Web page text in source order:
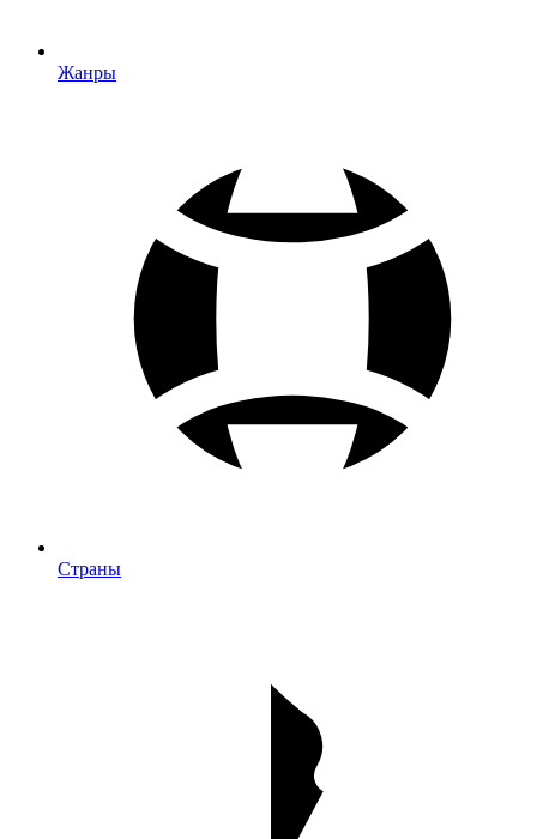
Жанры
Страны